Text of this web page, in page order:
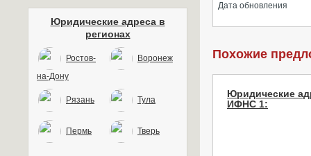
Юридические адреса в
регионах
Ростов-
на-Дону
Воронеж
Рязань Тула
Пермь Тверь
Дата обновления
Похожие
Юридические
ИФНС 1: